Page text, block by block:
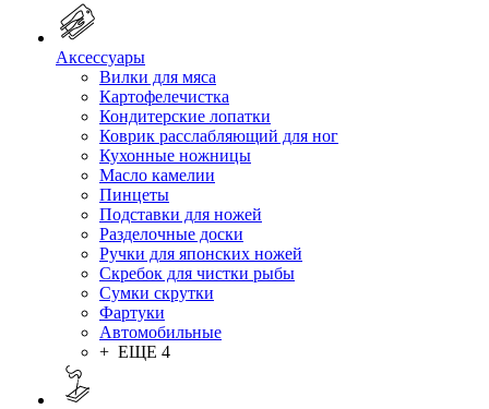
Аксессуары
Вилки для мяса
Картофелечистка
Кондитерские лопатки
Коврик расслабляющий для ног
Кухонные ножницы
Масло камелии
Пинцеты
Подставки для ножей
Разделочные доски
Ручки для японских ножей
Скребок для чистки рыбы
Сумки скрутки
Фартуки
Автомобильные
+ ЕЩЕ 4